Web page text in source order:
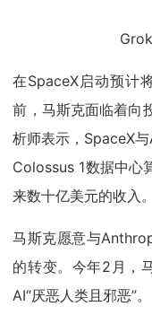
在SpaceX启动预计
前，马斯克面临着向
析师表示，SpaceX
Colossus 1数据中心
来数十亿美元的收入。
马斯克愿意与
的转变。今年2月，
AI“厌恶人类且邪恶”。